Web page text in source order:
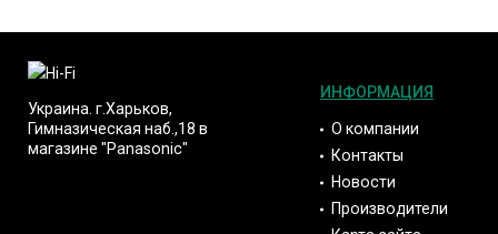
Украина. г.Харьков,
Гимназическая наб.,18 в
магазине "Panasonic"
ИНФОРМАЦИЯ
О компании
Контакты
Новости
Производители